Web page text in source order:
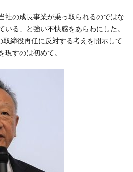
社の成長事業が乗っ取られるのではな
いる」と強い不快感をあらわにした。
締役再任に反対する考えを開示して
現すのは初めて。